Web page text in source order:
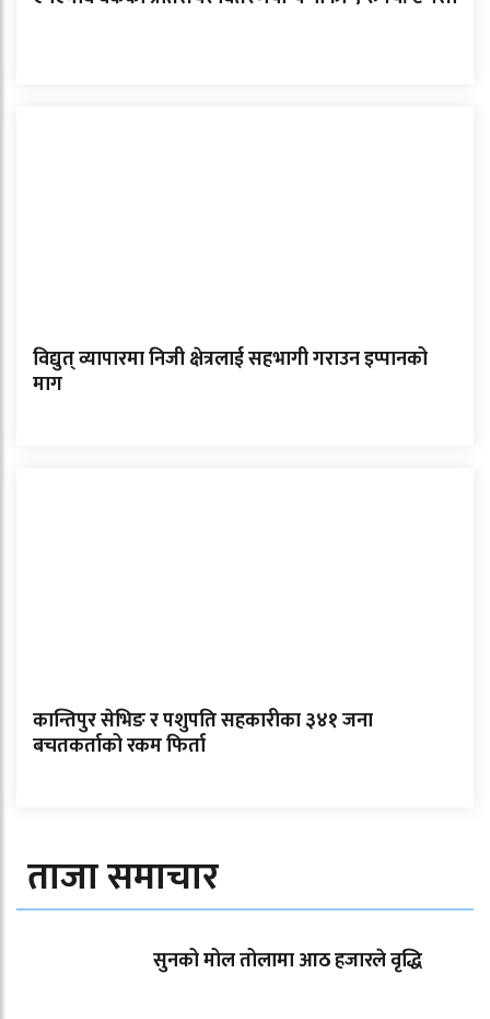
विद्युत् व्यापारमा निजी क्षेत्रलाई सहभागी गराउन इप्पानको
माग
कान्तिपुर सेभिङ र पशुपति सहकारीका ३४१ जना
बचतकर्ताको रकम फिर्ता
ताजा समाचार
सुनको मोल तोलामा आठ हजारले वृद्धि